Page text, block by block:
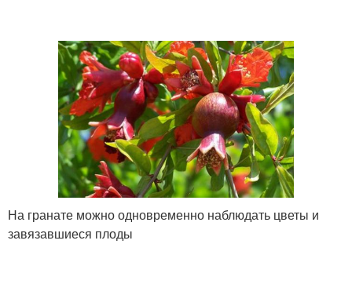
На гранате можно одновременно наблюдать цветы и
завязавшиеся плоды